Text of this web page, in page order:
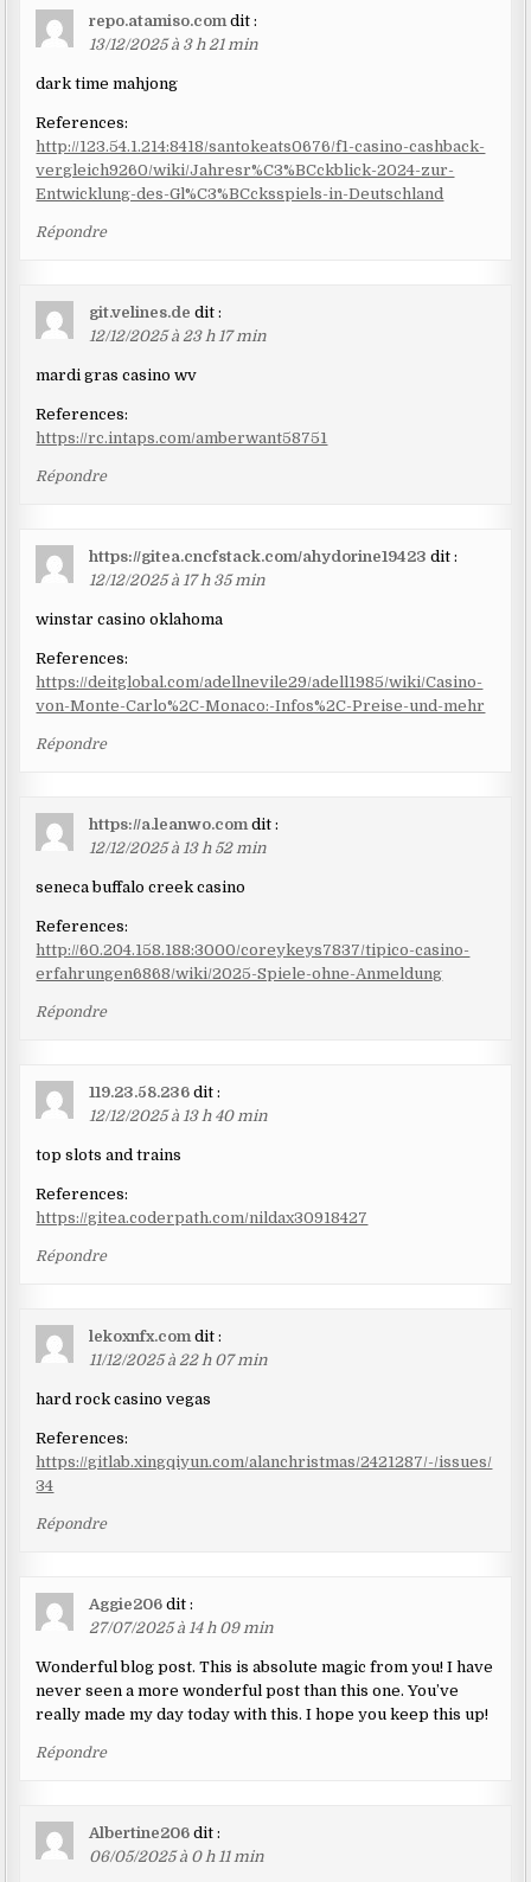
repo.atamiso.com dit :
13/12/2025 à 3 h 21 min
dark time mahjong
References:
http://123.54.1.214:8418/santokeats0676/f1-casino-cashback-
vergleich9260/wiki/Jahresr%C3%BCckblick-2024-zur-
Entwicklung-des-Gl%C3%BCcksspiels-in-Deutschland
Répondre
git.velines.de dit :
12/12/2025 à 23 h 17 min
mardi gras casino wv
References:
https://rc.intaps.com/amberwant58751
Répondre
https://gitea.cncfstack.com/ahydorine19423 dit :
12/12/2025 à 17 h 35 min
winstar casino oklahoma
References:
https://deitglobal.com/adellnevile29/adell1985/wiki/Casino-
von-Monte-Carlo%2C-Monaco:-Infos%2C-Preise-und-mehr
Répondre
https://a.leanwo.com dit :
12/12/2025 à 13 h 52 min
seneca buffalo creek casino
References:
http://60.204.158.188:3000/coreykeys7837/tipico-casino-
erfahrungen6868/wiki/2025-Spiele-ohne-Anmeldung
Répondre
119.23.58.236 dit :
12/12/2025 à 13 h 40 min
top slots and trains
References:
https://gitea.coderpath.com/nildax30918427
Répondre
lekoxnfx.com dit :
11/12/2025 à 22 h 07 min
hard rock casino vegas
References:
https://gitlab.xingqiyun.com/alanchristmas/2421287/-/issues/
34
Répondre
Aggie206 dit :
27/07/2025 à 14 h 09 min
Wonderful blog post. This is absolute magic from you! I have
never seen a more wonderful post than this one. You’ve
really made my day today with this. I hope you keep this up!
Répondre
Albertine206 dit :
06/05/2025 à 0 h 11 min